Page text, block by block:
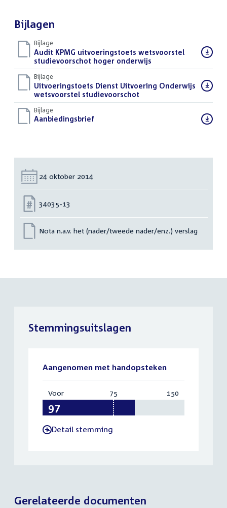
Bijlagen
Bijlage
Download
bestand:
Audit KPMG uitvoeringstoets wetsvoorstel
studievoorschot hoger onderwijs
Bijlage
Download
bestand:
Uitvoeringstoets Dienst Uitvoering Onderwijs
wetsvoorstel studievoorschot
Bijlage
Download
Aanbiedingsbrief
Datum:
24 oktober 2014
Nummer:
34035-13
Nota n.a.v. het (nader/tweede nader/enz.) verslag
Stemmingsuitslagen
Aangenomen met handopsteken
Voor:
75 150
-Detail stemming
Gerelateerde documenten